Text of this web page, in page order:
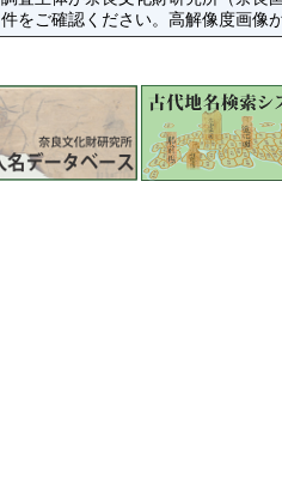
件をご確認ください。高解像度画像